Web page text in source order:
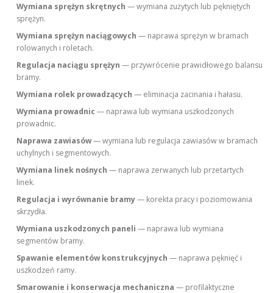
Wymiana sprężyn skrętnych — wymiana zużytych lub pękniętych
sprężyn.
Wymiana sprężyn naciągowych — naprawa sprężyn w bramach
rolowanych i roletach.
Regulacja naciągu sprężyn — przywrócenie prawidłowego balansu
bramy.
Wymiana rolek prowadzących — eliminacja zacinania i hałasu.
Wymiana prowadnic — naprawa lub wymiana uszkodzonych
prowadnic.
Naprawa zawiasów— wymiana lub regulacja zawiasów w bramach
uchylnych i segmentowych.
Wymiana linek nośnych — naprawa zerwanych lub przetartych
linek.
Regulacja i wyrównanie bramy— korekta pracy i poziomowania
skrzydła.
Wymiana uszkodzonych paneli — naprawa lub wymiana
segmentów bramy.
Spawanie elementów konstrukcyjnych — naprawa pęknięć i
uszkodzeń ramy.
Smarowanie i konserwacja mechaniczna — profilaktyczne